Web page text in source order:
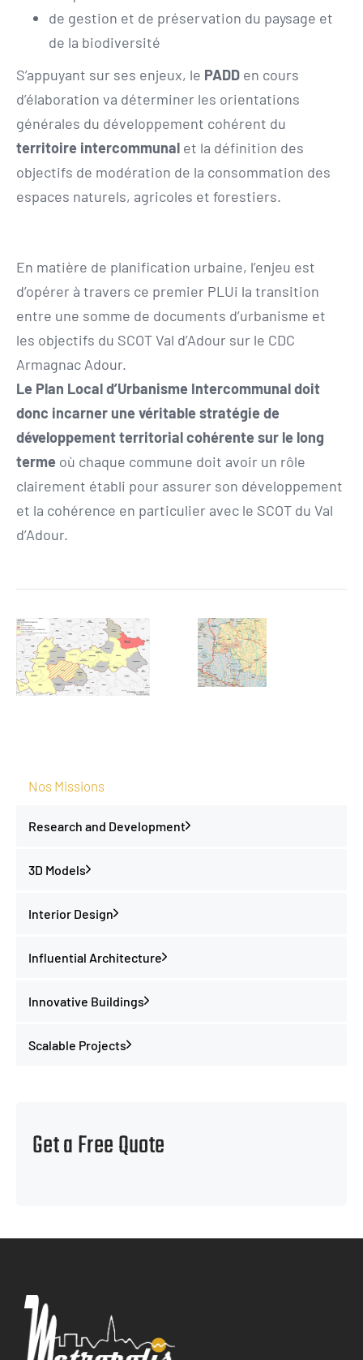
Nos Missions
Research and Development
3D Models
Interior Design
Influential Architecture
Innovative Buildings
Scalable Projects
Get a Free Quote
de gestion et de préservation du paysage et
de la biodiversité
S’appuyant sur ses enjeux, le PADD en cours
d’élaboration va déterminer les orientations
générales du développement cohérent du
territoire intercommunal et la définition des
objectifs de modération de la consommation des
espaces naturels, agricoles et forestiers.
En matière de planification urbaine, l’enjeu est
d’opérer à travers ce premier PLUi la transition
entre une somme de documents d’urbanisme et
les objectifs du SCOT Val d’Adour sur le CDC
Armagnac Adour.
Le Plan Local d’Urbanisme Intercommunal doit
donc incarner une véritable stratégie de
développement territorial cohérente sur le long
terme où chaque commune doit avoir un rôle
clairement établi pour assurer son développement
et la cohérence en particulier avec le SCOT du Val
d’Adour.